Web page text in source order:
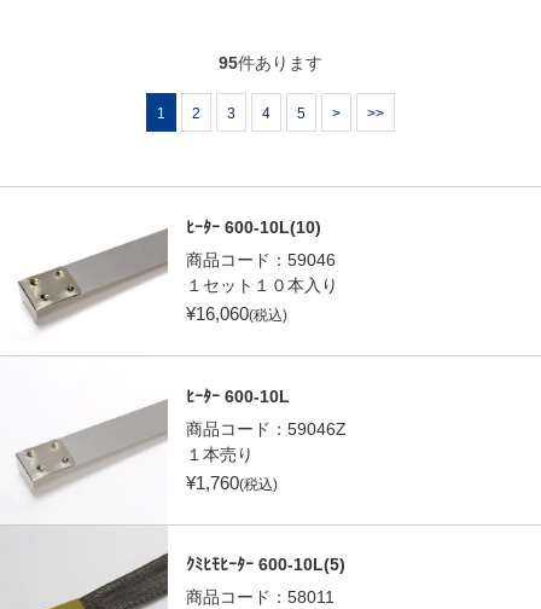
95件あります
1 2 3 4 5 > >>
ﾋｰﾀｰ 600-10L(10)
商品コード： 59046
１セット１０本入り
¥16,060(税込)
ﾋｰﾀｰ 600-10L
商品コード： 59046Z
１本売り
¥1,760(税込)
ｸﾐﾋﾓﾋｰﾀｰ 600-10L(5)
商品コード： 58011